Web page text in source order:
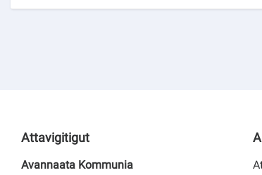
Attavigitigut
Avannaata Kommunia